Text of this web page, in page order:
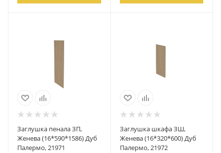
Заглушка пенала ЗП,
Женева (16*590*1586) Дуб
Палермо, 21971
Заглушка шкафа ЗШ,
Женева (16*320*600) Дуб
Палермо, 21972